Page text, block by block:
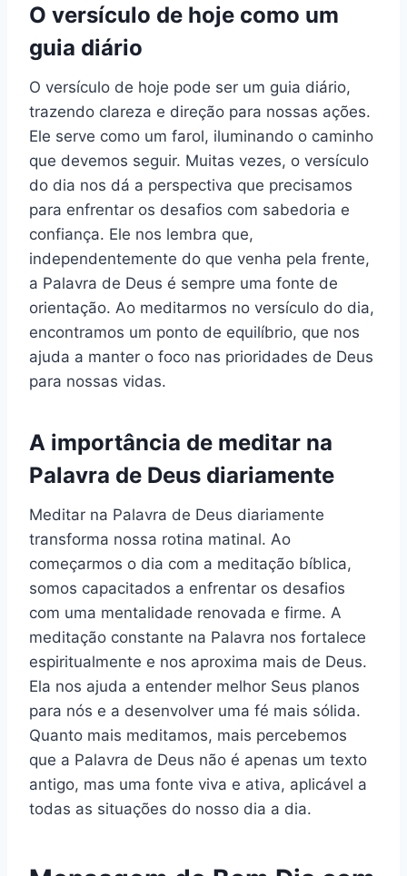
O versículo de hoje como um
guia diário
O versículo de hoje pode ser um guia diário,
trazendo clareza e direção para nossas ações.
Ele serve como um farol, iluminando o caminho
que devemos seguir. Muitas vezes, o versículo
do dia nos dá a perspectiva que precisamos
para enfrentar os desafios com sabedoria e
confiança. Ele nos lembra que,
independentemente do que venha pela frente,
a Palavra de Deus é sempre uma fonte de
orientação. Ao meditarmos no versículo do dia,
encontramos um ponto de equilíbrio, que nos
ajuda a manter o foco nas prioridades de Deus
para nossas vidas.
A importância de meditar na
Palavra de Deus diariamente
Meditar na Palavra de Deus diariamente
transforma nossa rotina matinal. Ao
começarmos o dia com a meditação bíblica,
somos capacitados a enfrentar os desafios
com uma mentalidade renovada e firme. A
meditação constante na Palavra nos fortalece
espiritualmente e nos aproxima mais de Deus.
Ela nos ajuda a entender melhor Seus planos
para nós e a desenvolver uma fé mais sólida.
Quanto mais meditamos, mais percebemos
que a Palavra de Deus não é apenas um texto
antigo, mas uma fonte viva e ativa, aplicável a
todas as situações do nosso dia a dia.